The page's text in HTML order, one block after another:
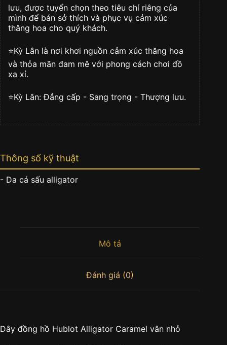
lưu, được tuyển chọn theo tiêu chí riêng của
mình để bán sở thích và phục vụ cảm xúc
thăng hoa cho quý khách.
⭐️Kỳ Lân là nơi khơi nguồn cảm xúc thăng hoa
và thỏa mãn đam mê với phong cách chơi đồ
xa xỉ.
⭐️Kỳ Lân: Đẳng cấp - Sang trọng - Thượng lưu.
Thông số kỹ thuật
- Da cá sấu alligator
Mô tả
Đánh giá (0)
Dây đồng hồ Hublot Alligator Caramel vân nhỏ